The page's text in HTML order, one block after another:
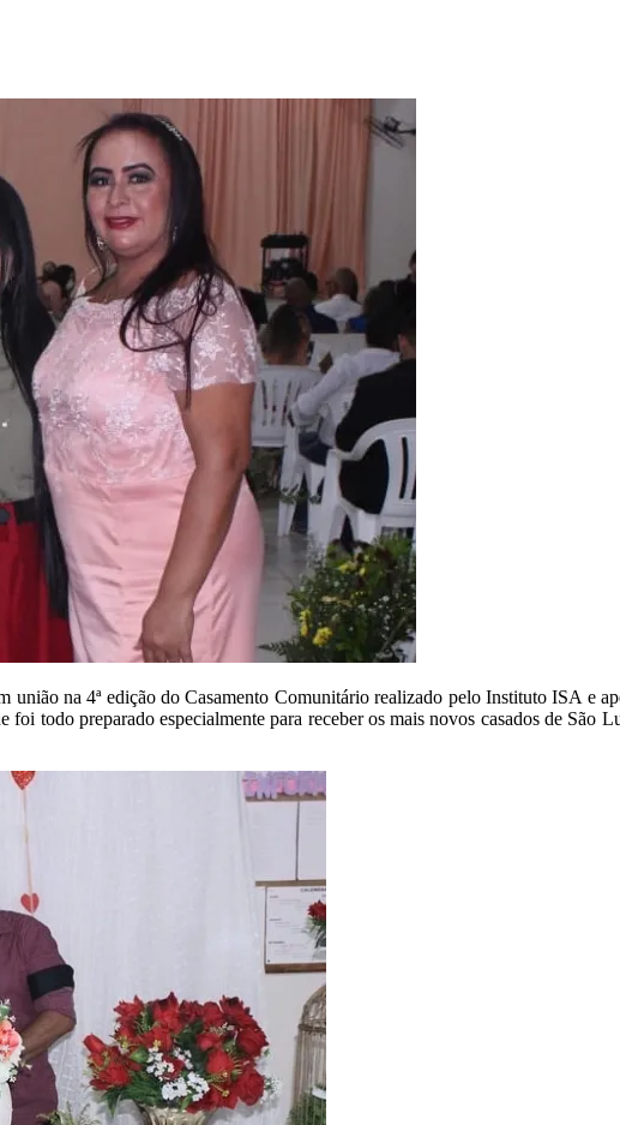
união na 4ª edição do Casamento Comunitário realizado pelo Instituto ISA e
todo preparado especialmente para receber os mais novos casados de São